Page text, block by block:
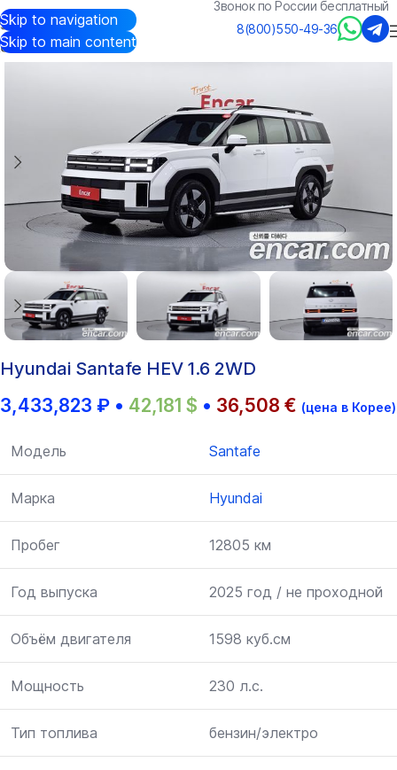
Skip to navigation
Skip to main content
Звонок по России бесплатный
8(800)550-49-36
Авто из Кореи/Каталог Santafe
Hyundai Santafe HEV 1.6 2WD
3,433,823 ₽ • 42,181 $ • 36,508 € (цена в Корее)
Модель Santafe
Марка Hyundai
Пробег 12805 км
Год выпуска 2025 год / не проходной
Объём двигателя 1598 куб.см
Мощность 230 л.с.
Тип топлива бензин/электро